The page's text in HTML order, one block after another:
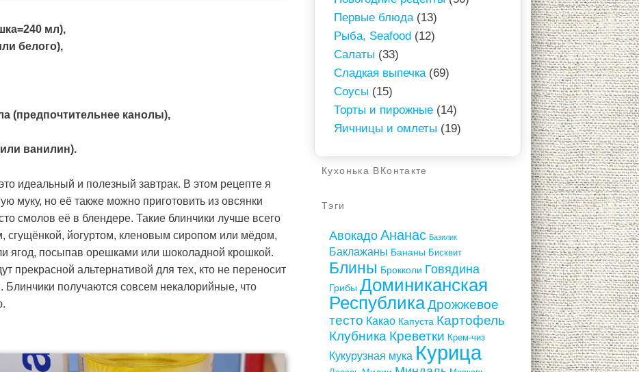
мл),
белого),
(предпочтительнее канолы),
ванилин).
идеальный и полезный завтрак. В этом рецепте я
муку, но её также можно приготовить из овсянки
смолов её в блендере. Такие блинчики лучше всего
сгущёнкой, йогуртом, кленовым сиропом или мёдом,
ягод, посыпав орешками или шоколадной крошкой.
прекрасной альтернативой для тех, кто не переносит
Блинчики получаются совсем некалорийные, что
Первые блюда(13)
Рыба, Seafood (12)
Салаты (33)
Сладкая выпечка(69)
Соусы (15)
Торты и пирожные (14)
Яичницы и омлеты (19)
Кухонька ВКонтакте
Тэги
Авокадо Ананас Базилик
Баклажаны Бананы Бисквит
Блины Брокколи Говядина
Грибы Доминиканская
РеспубликаДрожжевое
тесто Какао Капуста Картофель
Клубника Креветки Крем-чиз
Кукурузная мука Курица